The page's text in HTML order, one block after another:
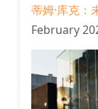
蒂姆·库克：
February